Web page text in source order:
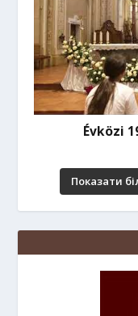
Évközi
Показати